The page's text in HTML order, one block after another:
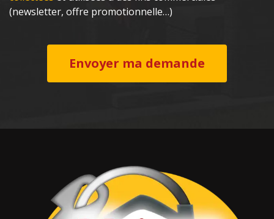
(newsletter, offre promotionnelle…)
Envoyer ma demande